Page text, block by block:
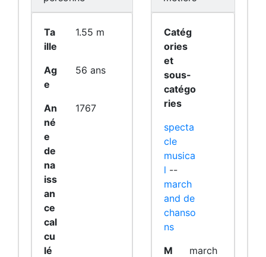
Ta
ille
1.55 m
Ag
e
56 ans
An
né
e
de
na
iss
an
ce
cal
cu
lé
1767
Catég
ories
et
sous-
catégo
ries
specta
cle
musica
l --
march
and de
chanso
ns
M
march